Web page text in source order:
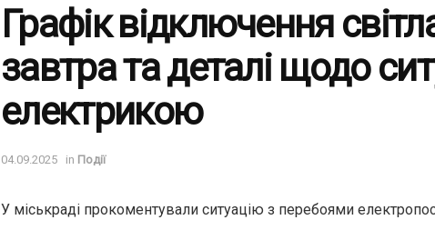
Графік відключення
завтра та деталі щодо
електрикою
04.09.2025 in Події
У міськраді прокоментували ситуацію з перебоями